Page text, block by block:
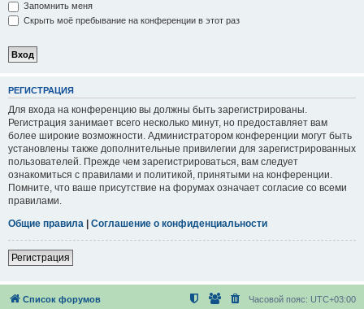
Запомнить меня
Скрыть моё пребывание на конференции в этот раз
РЕГИСТРАЦИЯ
Для входа на конференцию вы должны быть зарегистрированы.
Регистрация занимает всего несколько минут, но предоставляет вам
более широкие возможности. Администратором конференции могут быть
установлены также дополнительные привилегии для зарегистрированных
пользователей. Прежде чем зарегистрироваться, вам следует
ознакомиться с правилами и политикой, принятыми на конференции.
Помните, что ваше присутствие на форумах означает согласие со всеми
правилами.
Общие правила | Соглашение о конфиденциальности
Регистрация
Список форумов Часовой пояс: UTC+03:00